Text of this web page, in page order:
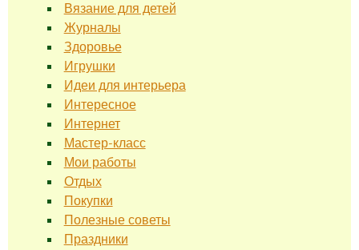
Вязание для детей
Журналы
Здоровье
Игрушки
Идеи для интерьера
Интересное
Интернет
Мастер-класс
Мои работы
Отдых
Покупки
Полезные советы
Праздники